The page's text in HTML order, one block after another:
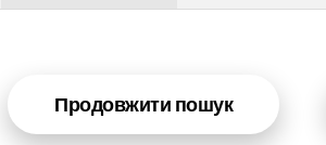
Продовжити пошук